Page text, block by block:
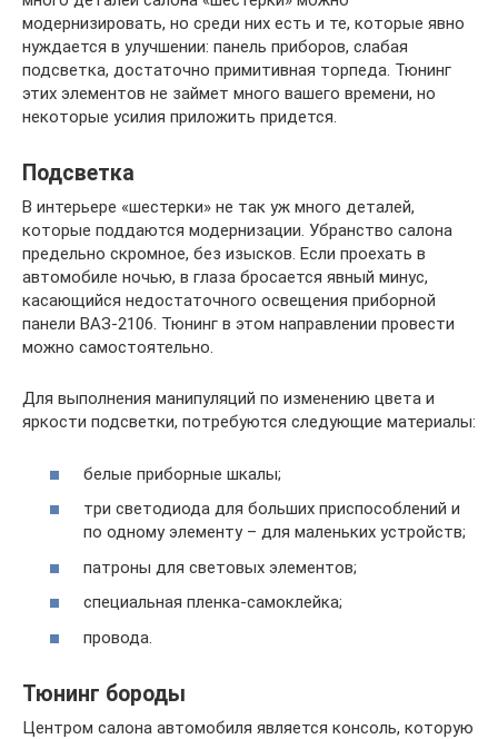
модернизировать, но среди них есть и те, которые явно
нуждается в улучшении: панель приборов, слабая
подсветка, достаточно примитивная торпеда. Тюнинг
этих элементов не займет много вашего времени, но
некоторые усилия приложить придется.
Подсветка
В интерьере «шестерки» не так уж много деталей,
которые поддаются модернизации. Убранство салона
предельно скромное, без изысков. Если проехать в
автомобиле ночью, в глаза бросается явный минус,
касающийся недостаточного освещения приборной
панели ВАЗ-2106. Тюнинг в этом направлении провести
можно самостоятельно.
Для выполнения манипуляций по изменению цвета и
яркости подсветки, потребуются следующие материалы:
белые приборные шкалы;
три светодиода для больших приспособлений и
по одному элементу – для маленьких устройств;
патроны для световых элементов;
специальная пленка-самоклейка;
провода.
Тюнинг бороды
Центром салона автомобиля является консоль, которую